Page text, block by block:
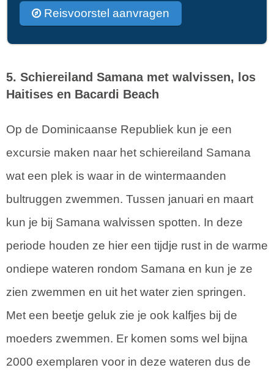
Reisvoorstel aanvragen
5. Schiereiland Samana met walvissen, los
Haitises en Bacardi Beach
Op de Dominicaanse Republiek kun je een
excursie maken naar het schiereiland Samana
wat een plek is waar in de wintermaanden
bultruggen zwemmen. Tussen januari en maart
kun je bij Samana walvissen spotten. In deze
periode houden ze hier een tijdje rust in de warme
ondiepe wateren rondom Samana en kun je ze
zien zwemmen en uit het water zien springen.
Met een beetje geluk zie je ook kalfjes bij de
moeders zwemmen. Er komen soms wel bijna
2000 exemplaren voor in deze wateren dus de